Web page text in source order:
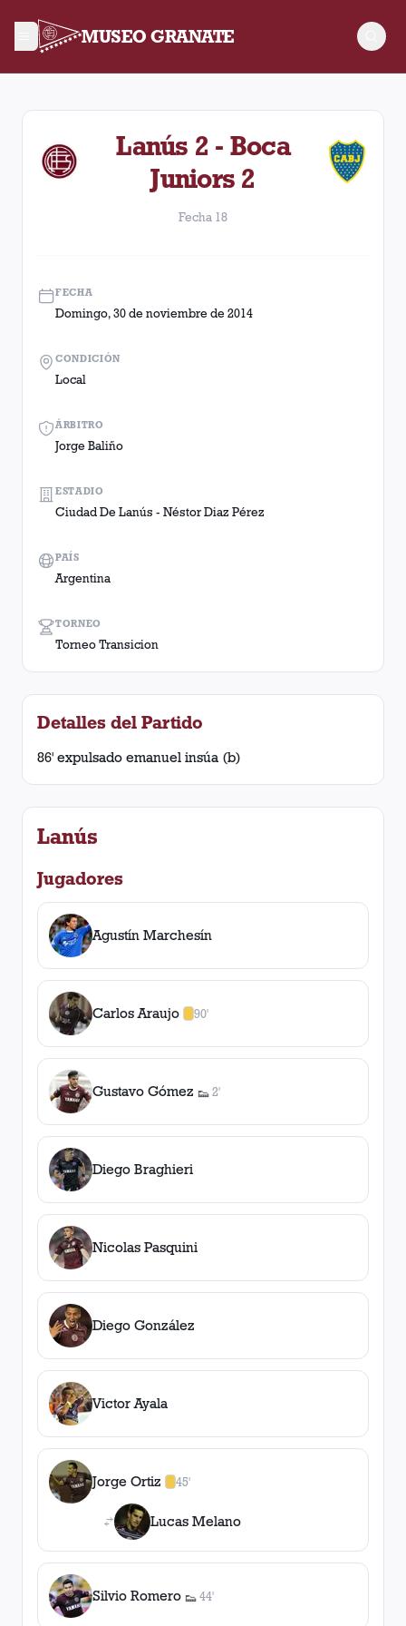
MUSEO GRANATE
Fecha 18. Partido entre Lanús y Boca Juniors disputado el
Lanús 2 - Boca
Juniors 2
Fecha 18
FECHA
Domingo, 30 de noviembre de 2014
ÁRBITRO
Jorge Baliño
TORNEO
Torneo Transicion
CONDICIÓN
Local
ESTADIO
Ciudad De Lanús - Néstor Diaz Pérez
PAÍS
Argentina
Detalles del Partido
86' expulsado emanuel insúa (b)
Lanús
Jugadores
Agustín Marchesín
Carlos Araujo 90'
1amarilla
Gustavo Gómez 👟
1asistencia
2'
Diego Braghieri
Nicolas Pasquini
Diego González
Victor Ayala
Jorge Ortiz 45'
1amarilla
Lucas Melano
Silvio Romero 👟
1asistencia
44'